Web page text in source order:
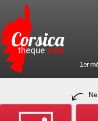
1er